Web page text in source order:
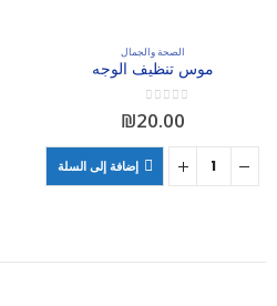
الصحة والجمال
موس تنظيف الوجه
0
out of 5
₪20.00
إضافة إلى السلة